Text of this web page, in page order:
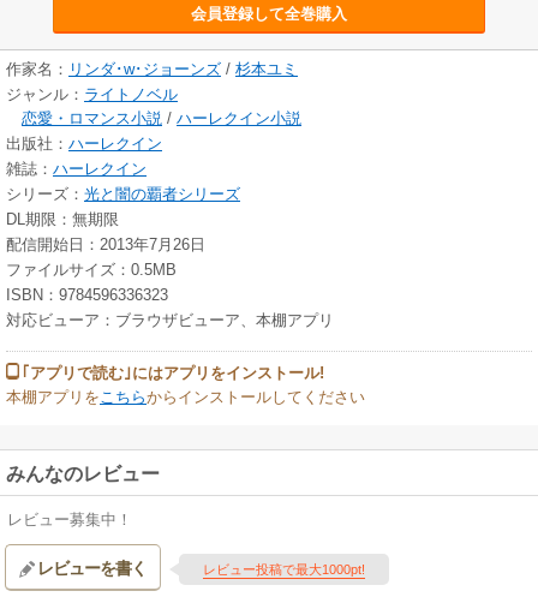
会員登録して全巻購入
作家名： リンダ･w･ジョーンズ / 杉本ユミ
ジャンル： ライトノベル
恋愛・ロマンス小説 / ハーレクイン小説
出版社： ハーレクイン
雑誌： ハーレクイン
シリーズ： 光と闇の覇者シリーズ
DL期限：無期限
配信開始日：2013年7月26日
ファイルサイズ：0.5MB
ISBN：9784596336323
対応ビューア：ブラウザビューア、本棚アプリ
｢アプリで読む｣にはアプリをインストール!
本棚アプリを こちらからインストールしてください
みんなのレビュー
レビュー募集中！
レビューを書く レビュー投稿で最大1000pt!